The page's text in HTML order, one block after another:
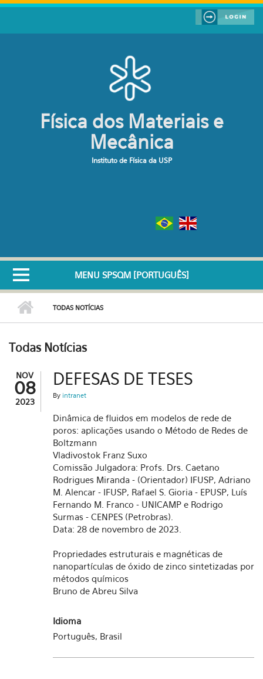
Pular para o conteúdo principal
Física dos Materiais e
Mecânica
Instituto de Física da USP
MENU SPSQM [PORTUGUÊS]
TODAS NOTÍCIAS
Todas Notícias
NOV
08
2023
DEFESAS DE TESES
By intranet
Dinâmica de fluidos em modelos de rede de
poros: aplicações usando o Método de Redes de
Boltzmann
Vladivostok Franz Suxo
Comissão Julgadora: Profs. Drs. Caetano
Rodrigues Miranda - (Orientador) IFUSP, Adriano
M. Alencar - IFUSP, Rafael S. Gioria - EPUSP, Luís
Fernando M. Franco - UNICAMP e Rodrigo
Surmas - CENPES (Petrobras).
Data: 28 de novembro de 2023.
Propriedades estruturais e magnéticas de
nanopartículas de óxido de zinco sintetizadas por
métodos químicos
Bruno de Abreu Silva
Idioma
Português, Brasil